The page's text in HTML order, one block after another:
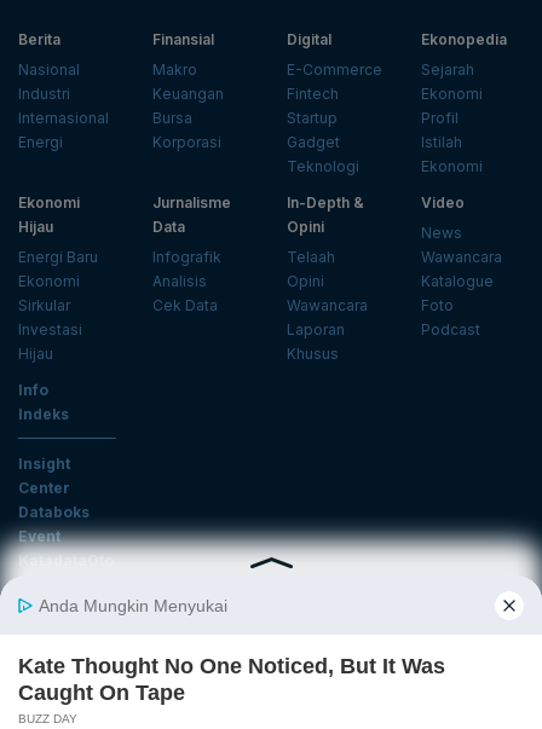
Berita
Nasional
Industri
Internasional
Energi
Finansial
Makro
Keuangan
Bursa
Korporasi
Digital
E-Commerce
Fintech
Startup
Gadget
Teknologi
Ekonopedia
Sejarah
Ekonomi
Profil
Istilah
Ekonomi
Ekonomi
Hijau
Energi Baru
Ekonomi
Sirkular
Investasi
Hijau
Jurnalisme
Data
Infografik
Analisis
Cek Data
In-Depth &
Opini
Telaah
Opini
Wawancara
Laporan
Khusus
Video
News
Wawancara
Katalogue
Foto
Podcast
Info
Indeks
Insight
Center
Databoks
Event
KatadataOto
Email